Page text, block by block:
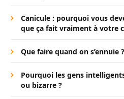
Canicule : pourquoi vous
que ça fait vraiment à votre
Que faire quand on s’ennuie
Pourquoi les gens
ou bizarre ?